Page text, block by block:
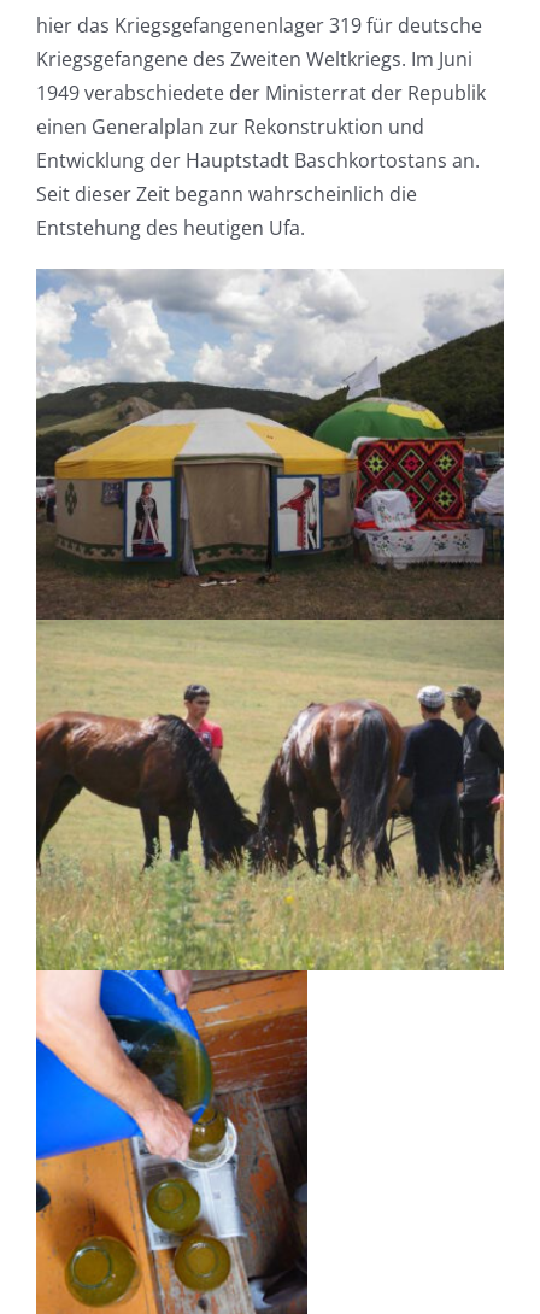
hier das Kriegsgefangenenlager 319 für deutsche
Kriegsgefangene des Zweiten Weltkriegs. Im Juni
1949 verabschiedete der Ministerrat der Republik
einen Generalplan zur Rekonstruktion und
Entwicklung der Hauptstadt Baschkortostans an.
Seit dieser Zeit begann wahrscheinlich die
Entstehung des heutigen Ufa.